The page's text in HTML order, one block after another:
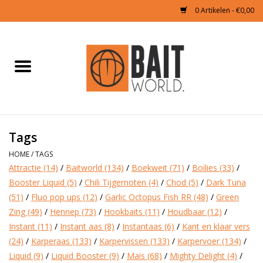
0 Artikelen - €0,00
Boilies & Additieven
Hookbaits
Pellets
Naturals
Tags
HOME/TAGS
Attractie (14) / Baitworld (134) / Boekweit (71) / Boilies (33) /
Booster Liquid (5) / Chili Tijgernoten (4) / Chod (5) / Dark Tuna
(51) / Fluo pop ups (12) / Garlic Octopus Fish RR (48) / Green
Zing (49) / Hennep (73) / Hookbaits (11) / Houdbaar (12) /
Instant (11) / Instant aas (8) / Instantaas (6) / Kant en klaar vers
(24) / Karperaas (133) / Karpervissen (133) / Karpervoer (134) /
Liquid (9) / Liquid Booster (9) / Mais (68) / Mighty Delight (4) /